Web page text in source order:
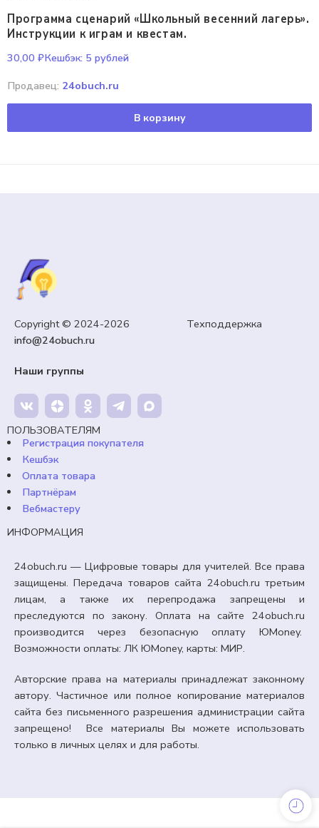
Программа сценарий «Школьный весенний лагерь».
Инструкции к играм и квестам.
30,00 ₽Кешбэк: 5 рублей
Продавец: 24obuch.ru
В корзину
Copyright © 2024-2026 Техподдержка
info@24obuch.ru
Наши группы
ПОЛЬЗОВАТЕЛЯМ
Регистрация покупателя
Кешбэк
Оплата товара
Партнёрам
Вебмастеру
ИНФОРМАЦИЯ
24obuch.ru — Цифровые товары для учителей. Все права
защищены. Передача товаров сайта 24obuch.ru третьим
лицам, а также их перепродажа запрещены и
преследуются по закону. Оплата на сайте 24obuch.ru
производится через безопасную оплату ЮMoney.
Возможности оплаты: ЛК ЮMoney, карты: МИР.
Авторские права на материалы принадлежат законному
автору. Частичное или полное копирование материалов
сайта без письменного разрешения администрации сайта
запрещено! Все материалы Вы можете использовать
только в личных целях и для работы.